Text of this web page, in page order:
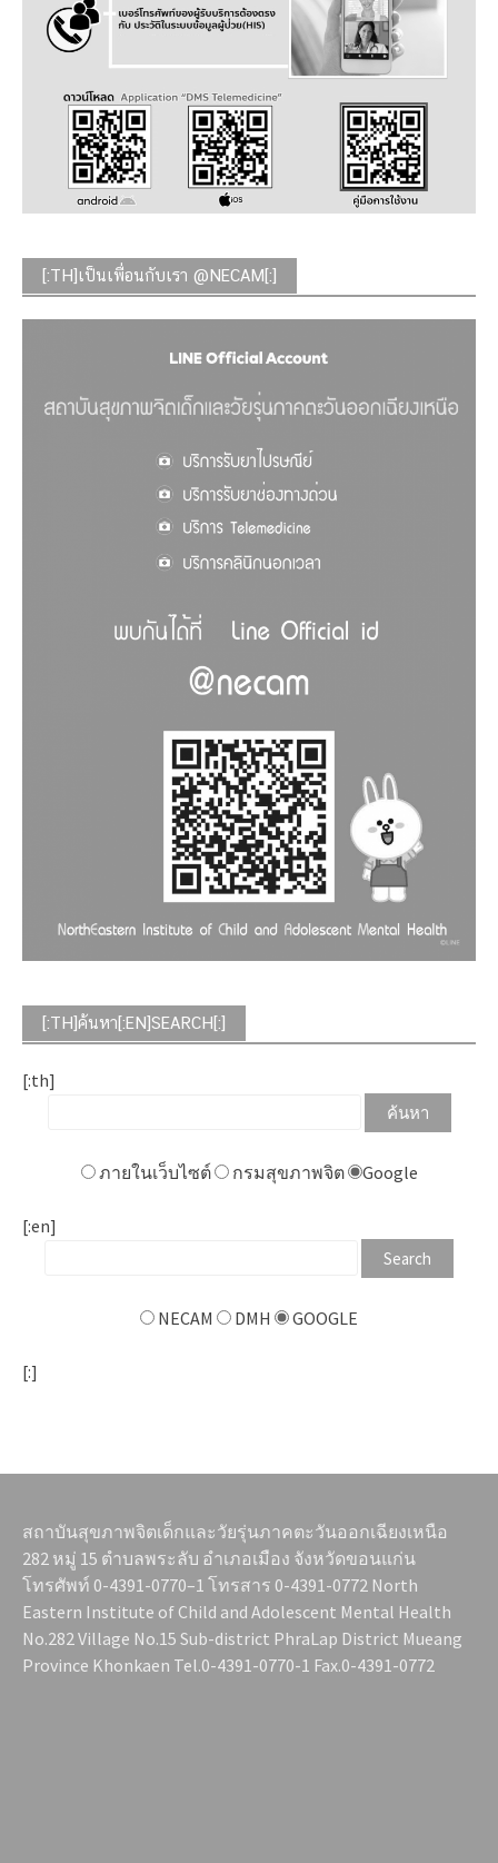
[:TH]เป็นเพื่อนกับเรา @NECAM[:]
[:TH]ค้นหา[:EN]SEARCH[:]
[:th]
ภายในเว็บไซต์ กรมสุขภาพจิต Google
[:en]
NECAM DMH GOOGLE
[:]
สถาบันสุขภาพจิตเด็กและวัยรุ่นภาคตะวันออกเฉียงเหนือ
282 หมู่ 15 ตำบลพระลับ อำเภอเมือง จังหวัดขอนแก่น
โทรศัพท์ 0-4391-0770–1 โทรสาร 0-4391-0772 North
Eastern Institute of Child and Adolescent Mental Health
No.282 Village No.15 Sub-district PhraLap District Mueang
Province Khonkaen Tel.0-4391-0770-1 Fax.0-4391-0772